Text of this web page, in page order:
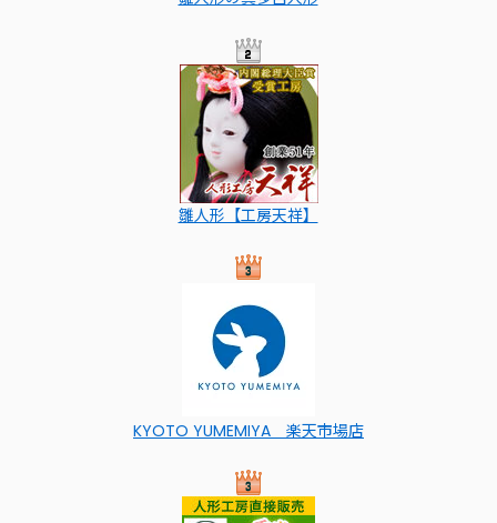
雛人形【工房天祥】
KYOTO YUMEMIYA 楽天市場店